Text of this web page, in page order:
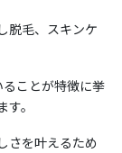
脱毛、スキンケ
ことが特徴に挙
。
さを叶えるため